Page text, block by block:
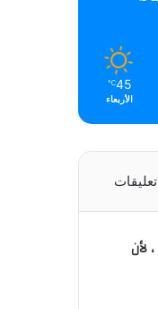
45
℃
الأربعاء
تعليقات
لأن